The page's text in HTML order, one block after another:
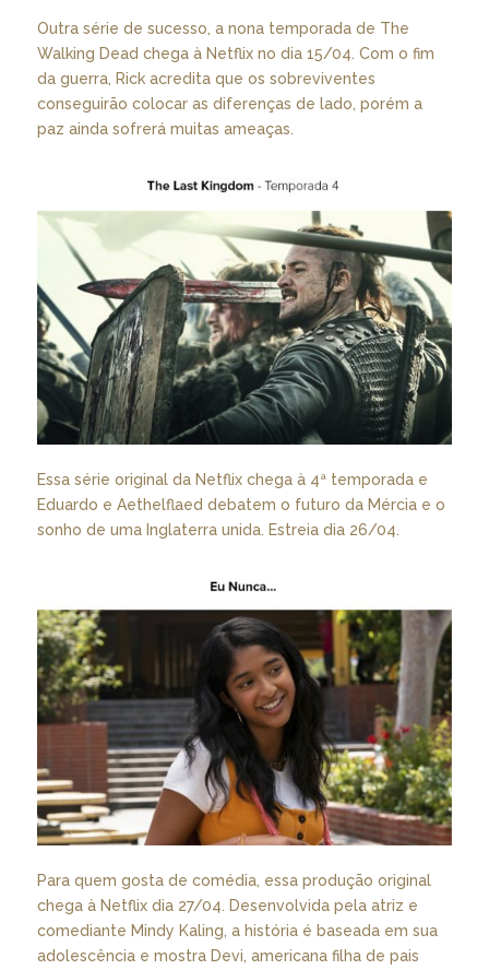
Outra série de sucesso, a nona temporada de The
Walking Dead chega à Netflix no dia 15/04. Com o fim
da guerra, Rick acredita que os sobreviventes
conseguirão colocar as diferenças de lado, porém a
paz ainda sofrerá muitas ameaças.
Essa série original da Netflix chega à 4ª temporada e
Eduardo e Aethelflaed debatem o futuro da Mércia e o
sonho de uma Inglaterra unida. Estreia dia 26/04.
Para quem gosta de comédia, essa produção original
chega à Netflix dia 27/04. Desenvolvida pela atriz e
comediante Mindy Kaling, a história é baseada em sua
adolescência e mostra Devi, americana filha de pais